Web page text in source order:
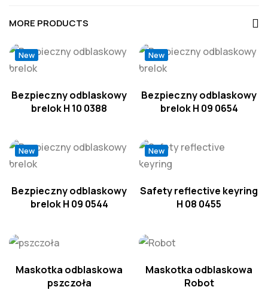
MORE PRODUCTS
New
Bezpieczny odblaskowy
brelok H 10 0388
New
Bezpieczny odblaskowy
brelok H 09 0654
New
Bezpieczny odblaskowy
brelok H 09 0544
New
Safety reflective keyring
H 08 0455
Maskotka odblaskowa
pszczoła
Maskotka odblaskowa
Robot